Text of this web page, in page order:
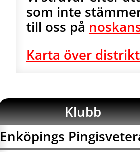
som inte
till oss på
Karta över
Klubb
Enköpings